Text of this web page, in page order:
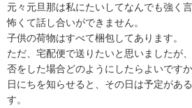
元々元旦那は私にたいしてなんでも強く
怖くて話し合いができません。
子供の荷物はすべて梱包してあります。
ただ、宅配便で送りたいと思いましたが
否をした場合どのようにしたらよいです
日にちを知らせると、その日は予定があ
す。